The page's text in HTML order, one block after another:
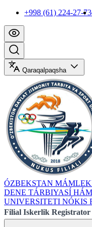
+998 (61) 224-27-73
Qaraqalpaqsha
ÓZBEKSTAN
DENE TÁRBIYASÍ
UNIVERSITETI NÓKIS
Filial Iskerlik Registrator